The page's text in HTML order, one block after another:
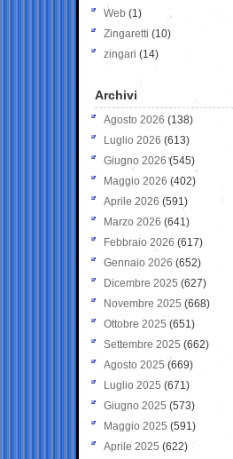
Web (1)
Zingaretti (10)
zingari (14)
Archivi
Agosto 2026 (138)
Luglio 2026 (613)
Giugno 2026 (545)
Maggio 2026 (402)
Aprile 2026 (591)
Marzo 2026 (641)
Febbraio 2026 (617)
Gennaio 2026 (652)
Dicembre 2025 (627)
Novembre 2025 (668)
Ottobre 2025 (651)
Settembre 2025 (662)
Agosto 2025 (669)
Luglio 2025 (671)
Giugno 2025 (573)
Maggio 2025 (591)
Aprile 2025 (622)